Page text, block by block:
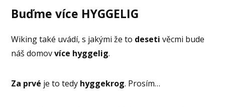
Buďme více HYGGELIG
Wiking také uvádí, s jakými že to deseti věcmi bude
náš domovvíce hyggelig.
Za prvé je to tedy hyggekrog. Prosím…